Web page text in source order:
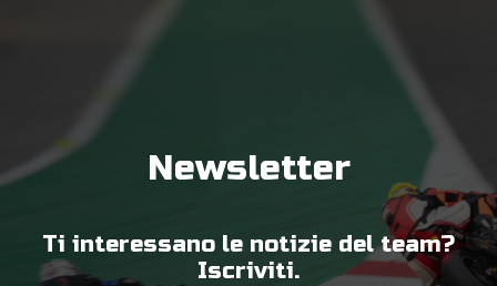
Newsletter
Ti interessano le notizie del team?
Iscriviti.